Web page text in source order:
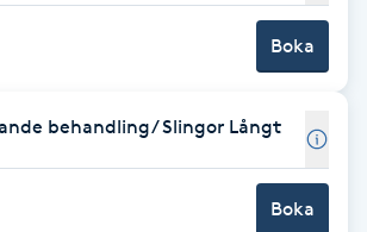
Boka
behandling/ Slingor Långt
Boka